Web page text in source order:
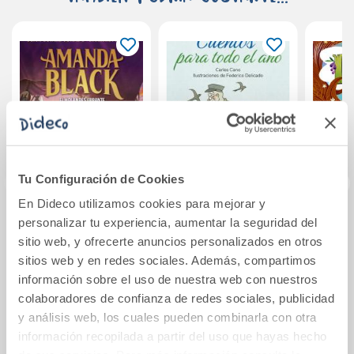
Tu Configuración de Cookies
En Dideco utilizamos cookies para mejorar y
personalizar tu experiencia, aumentar la seguridad del
sitio web, y ofrecerte anuncios personalizados en otros
sitios web y en redes sociales. Además, compartimos
información sobre el uso de nuestra web con nuestros
colaboradores de confianza de redes sociales, publicidad
y análisis web, los cuales pueden combinarla con otra
información recopilada a partir del uso que hayas hecho
Amanda Black 13 -
El Holandés
Errante
15,95€
Comprar
Cuentos para todo
el año
10,95€
Comprar